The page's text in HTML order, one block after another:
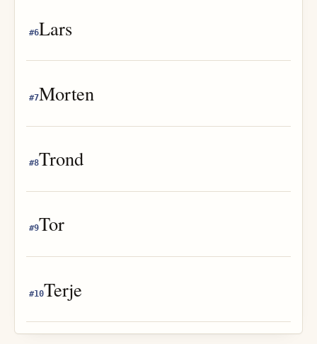
#6Lars
#7Morten
#8Trond
#9Tor
#10Terje